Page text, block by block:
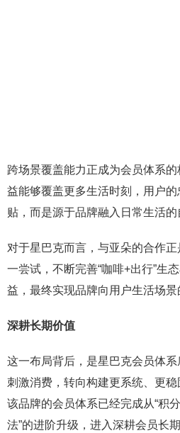
跨场景覆盖能力正成为会员体系
益能够覆盖更多生活时刻，用户
贴，而是源于品牌融入日常生活的
对于星巴克而言，与亚朵的合作
一尝试，不断完善“咖啡+出行”生
益，最终实现品牌向用户生活场景
深耕长期价值
这一布局背后，是星巴克会员体
刺激消费，转向构建更系统、更
该品牌的会员体系已经完成从“积
法”的进阶升级，进入深耕会员长